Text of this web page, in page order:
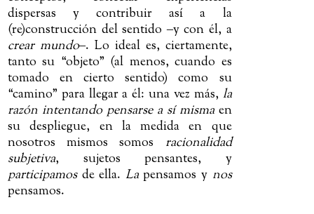
dispersas y contribuir así a la
(re)construcción del sentido‒y con él, a
crear mundo‒. Lo ideal es, ciertamente,
tanto su “objeto” (al menos, cuando es
tomado en cierto sentido) como su
“camino” para llegar a él: una vez más, la
razón intentando pensarse a sí mismaen
su despliegue, en la medida en que
nosotros mismos somos racionalidad
subjetiva, sujetos pensantes, y
participamosde ella. Lapensamos y nos
pensamos.